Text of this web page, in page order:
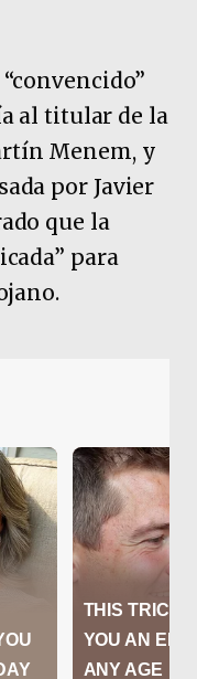
al titular de la
Menem, y
por Javier
que la
para